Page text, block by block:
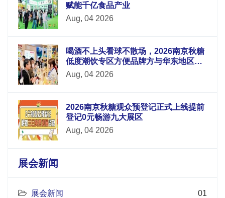
赋能千亿食品产业
Aug, 04 2026
喝酒不上头看球不散场，2026南京秋糖
低度潮饮专区方便品牌方与华东地区酒
吧连锁便利店电商平台采购商面对面洽
Aug, 04 2026
2026南京秋糖观众预登记正式上线提前
登记0元畅游九大展区
Aug, 04 2026
展会新闻
展会新闻 01